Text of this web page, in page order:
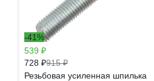
-41%
539 ₽
728 ₽915 ₽
Резьбовая усиленная шпилька